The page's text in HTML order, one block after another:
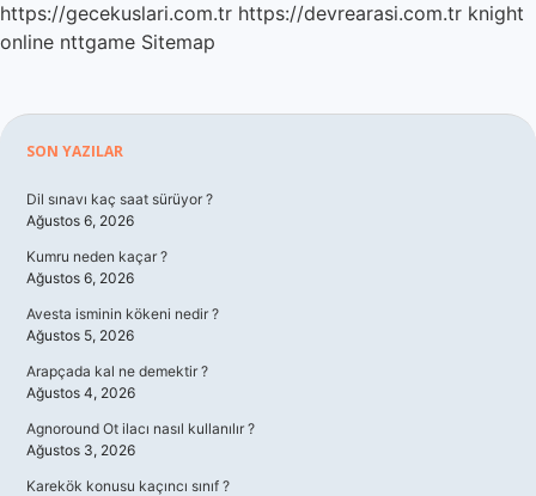
https://gecekuslari.com.tr https://devrearasi.com.tr knight
online nttgame Sitemap
Sidebar
SON YAZILAR
Dil sınavı kaç saat sürüyor ?
Ağustos 6, 2026
Kumru neden kaçar ?
Ağustos 6, 2026
Avesta isminin kökeni nedir ?
Ağustos 5, 2026
Arapçada kal ne demektir ?
Ağustos 4, 2026
Agnoround Ot ilacı nasıl kullanılır ?
Ağustos 3, 2026
Karekök konusu kaçıncı sınıf ?